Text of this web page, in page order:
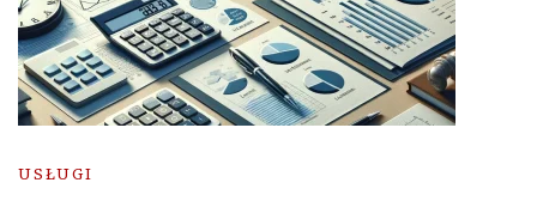
USŁUGI